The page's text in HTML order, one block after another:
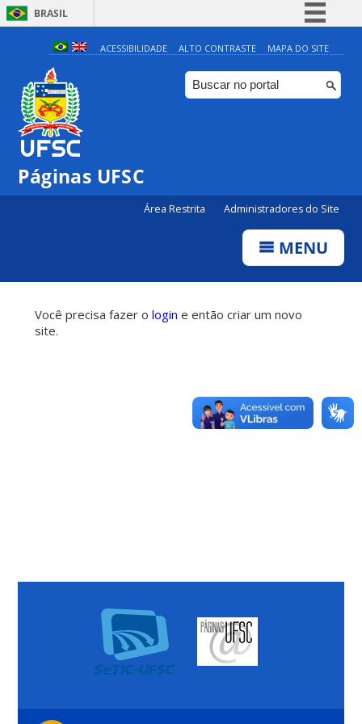
BRASIL
Simplifique!
Comunica BR
Participe
ACESSIBILIDADE ALTO CONTRASTE MAPA DO SITE
Páginas UFSC
Área Restrita Administradores do Site
MENU
Você precisa fazer o login e então criar um novo
site.